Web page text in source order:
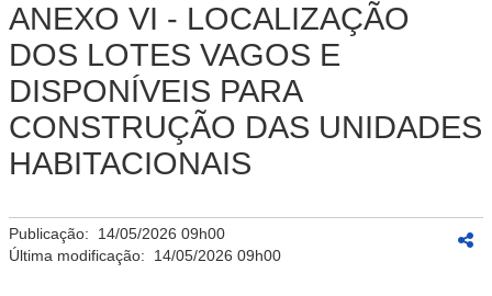
ANEXO VI - LOCALIZAÇÃO
DOS LOTES VAGOS E
DISPONÍVEIS PARA
CONSTRUÇÃO DAS UNIDADES
HABITACIONAIS
Publicação: 14/05/2026 09h00
Última modificação: 14/05/2026 09h00